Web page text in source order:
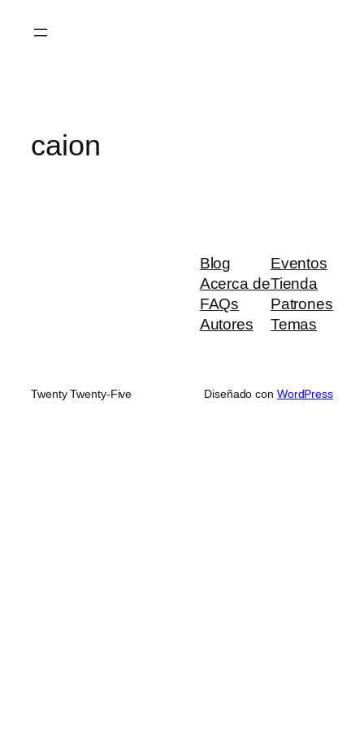
caion
Blog
Acerca de
FAQs
Autores
Eventos
Tienda
Patrones
Temas
Twenty Twenty-Five Diseñado con WordPress